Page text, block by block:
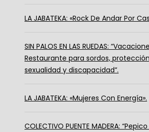
LA JABATEKA: «Rock De Andar Por
SIN PALOS EN LAS RUEDAS:
Restaurante para sordos,
sexualidad y discapacidad”.
LA JABATEKA: «Mujeres Con Energía».
COLECTIVO PUENTE MADERA: